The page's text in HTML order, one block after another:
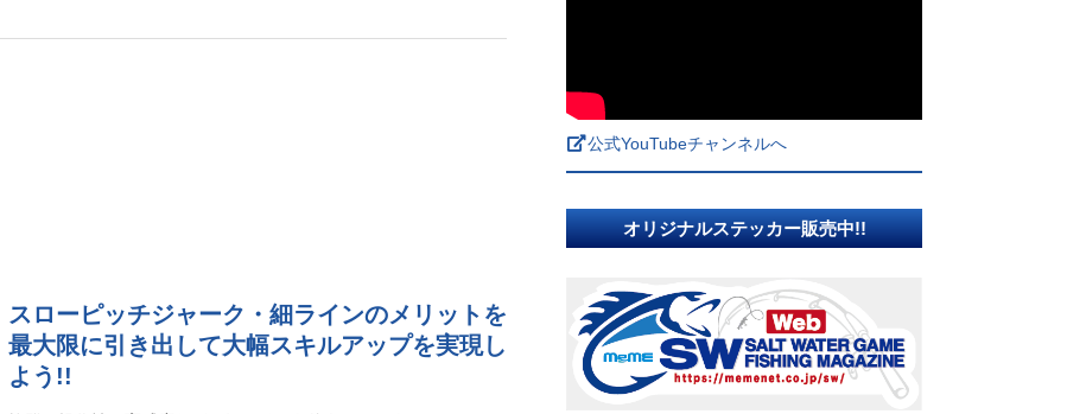
スローピッチジャーク・細ラインのメリットを
最大限に引き出して大幅スキルアップを実現し
よう!!
公式YouTubeチャンネルへ
オリジナルステッカー販売中!!